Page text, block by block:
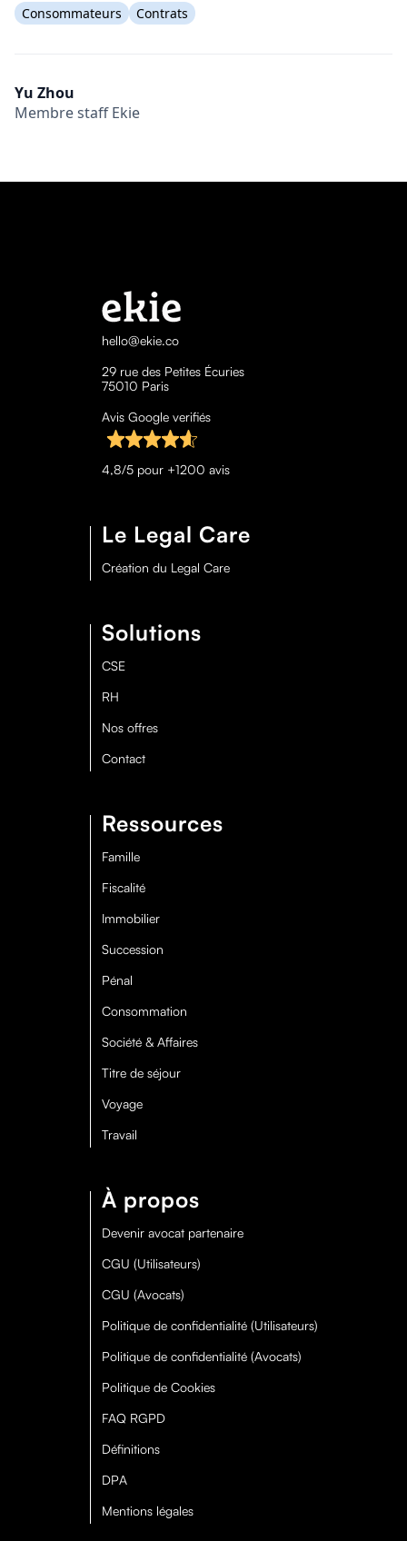
Consommateurs Contrats
Yu Zhou
Membre staff Ekie
hello@ekie.co
29 rue des Petites Écuries
75010 Paris
Avis Google verifiés
4,8/5 pour +1200 avis
Le Legal Care
Création du Legal Care
Solutions
CSE
RH
Nos offres
Contact
Ressources
Famille
Fiscalité
Immobilier
Succession
Pénal
Consommation
Société & Affaires
Titre de séjour
Voyage
Travail
À propos
Devenir avocat partenaire
CGU (Utilisateurs)
CGU (Avocats)
Politique de confidentialité (Utilisateurs)
Politique de confidentialité (Avocats)
Politique de Cookies
FAQ RGPD
Définitions
DPA
Mentions légales